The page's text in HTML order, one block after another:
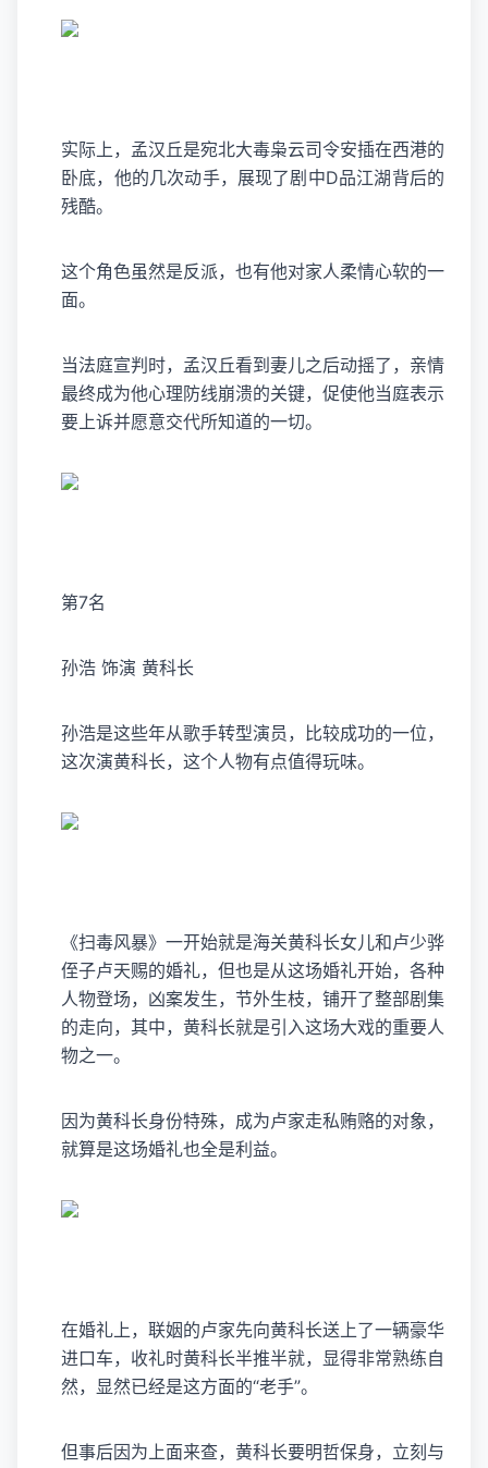
实际上，孟汉丘是宛北大毒枭云司令安插在西港的
卧底，他的几次动手，展现了剧中D品江湖背后的
残酷。
这个角色虽然是反派，也有他对家人柔情心软的一
面。
当法庭宣判时，孟汉丘看到妻儿之后动摇了，亲情
最终成为他心理防线崩溃的关键，促使他当庭表示
要上诉并愿意交代所知道的一切。
第7名
孙浩 饰演 黄科长
孙浩是这些年从歌手转型演员，比较成功的一位，
这次演黄科长，这个人物有点值得玩味。
《扫毒风暴》一开始就是海关黄科长女儿和卢少骅
侄子卢天赐的婚礼，但也是从这场婚礼开始，各种
人物登场，凶案发生，节外生枝，铺开了整部剧集
的走向，其中，黄科长就是引入这场大戏的重要人
物之一。
因为黄科长身份特殊，成为卢家走私贿赂的对象，
就算是这场婚礼也全是利益。
在婚礼上，联姻的卢家先向黄科长送上了一辆豪华
进口车，收礼时黄科长半推半就，显得非常熟练自
然，显然已经是这方面的“老手”。
但事后因为上面来查，黄科长要明哲保身，立刻与